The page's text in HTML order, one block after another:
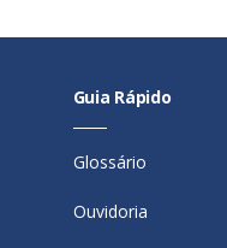
Guia Rápido
Glossário
Ouvidoria